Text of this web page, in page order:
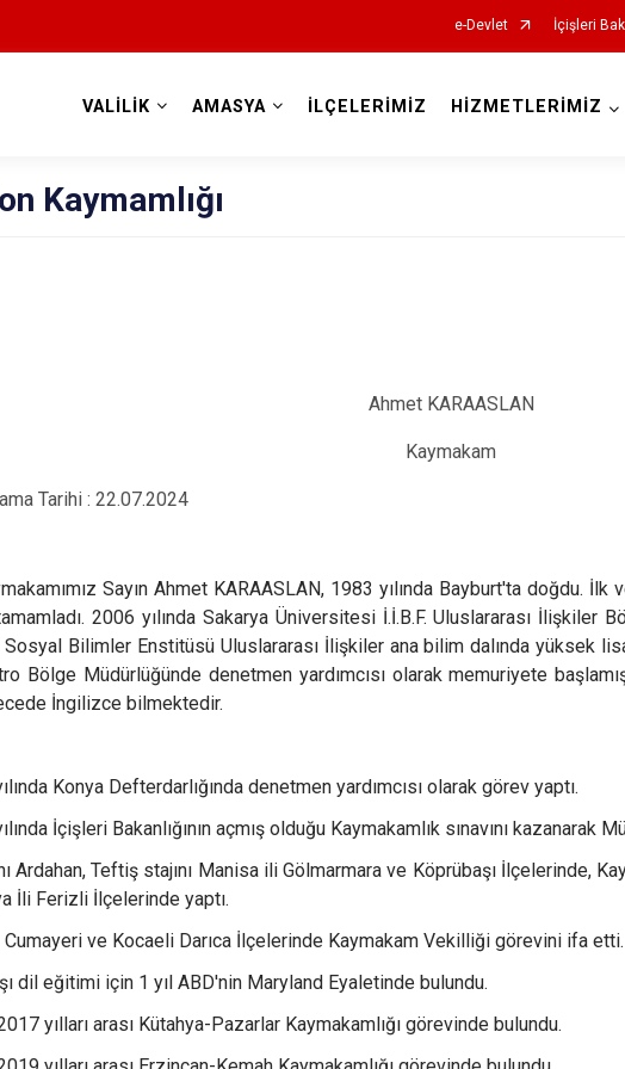
e-Devlet İçişleri
VALİLİK AMASYA İLÇELERİMİZ HİZMETLERİMİZ
Kaymamlığı
Ahmet KARAASLAN
Kaymakam
Tarihi : 22.07.2024
Sayın Ahmet KARAASLAN, 1983 yılında Bayburt'ta doğdu. İlk
2006 yılında Sakarya Üniversitesi İ.İ.B.F. Uluslararası İlişkiler
Bilimler Enstitüsü Uluslararası İlişkiler ana bilim dalında yüksek
Bölge Müdürlüğünde denetmen yardımcısı olarak memuriyete
İngilizce bilmektedir.
Konya Defterdarlığında denetmen yardımcısı olarak görev yaptı.
İçişleri Bakanlığının açmış olduğu Kaymakamlık sınavını
Ardahan, Teftiş stajını Manisa ili Gölmarmara ve Köprübaşı İlçelerinde,
İli Ferizli İlçelerinde yaptı.
Cumayeri ve Kocaeli Darıca İlçelerinde Kaymakam Vekilliği görevini ifa etti.
dil eğitimi için 1 yıl ABD'nin Maryland Eyaletinde bulundu.
yılları arası Kütahya-Pazarlar Kaymakamlığı görevinde bulundu.